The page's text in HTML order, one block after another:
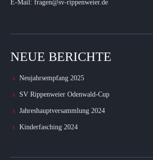
E-Mail: fragen@sv-rippenweier.de
NEUE BERICHTE
Neujahrsempfang 2025
SV Rippenweier Odenwald-Cup
Jahreshauptversammlung 2024
Kinderfasching 2024